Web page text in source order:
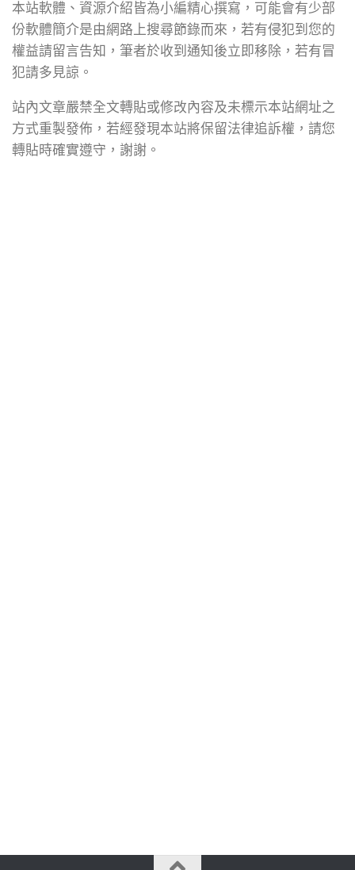
本站軟體、資源介紹皆為小編精心撰寫，可能會有少部
份軟體簡介是由網路上搜尋節錄而來，若有侵犯到您的
權益請留言告知，筆者於收到通知後立即移除，若有冒
犯請多見諒。
站內文章嚴禁全文轉貼或修改內容及未標示本站網址之
方式重製發佈，若經發現本站將保留法律追訴權，請您
轉貼時確實遵守，謝謝。